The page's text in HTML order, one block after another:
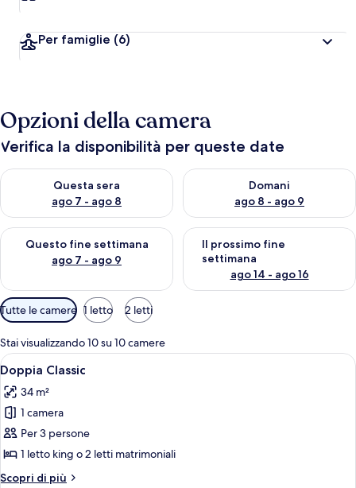
Per famiglie (6)
Opzioni della camera
Verifica la disponibilità per queste date
Questa sera
ago 7 - ago 8
Verifica la disponibilità per questa sera, ago 7 - ago 8
Domani
ago 8 - ago 9
Verifica la disponibilità per
Questo fine settimana
ago 7 - ago 9
Verifica la disponibilità per questo fine settimana, ago 7 - ago
Il prossimo fine
settimana
ago 14 - ago 16
Verifica la disponibilità per il
Filtri
disponibili
per
le
camere
Tutte le camere 1 letto 2 letti
Stai visualizzando 10 su 10 camere
Apri
tutte
le
foto
per
Doppia
Classic
Una camera d'albergo con due letti,
4
Doppia Classic
34 m²
1 camera
Per 3 persone
1 letto king o 2 letti matrimoniali
Scopri di più
Altri